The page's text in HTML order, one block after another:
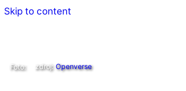
Skip to content
zdroj:Openverse
Foto: